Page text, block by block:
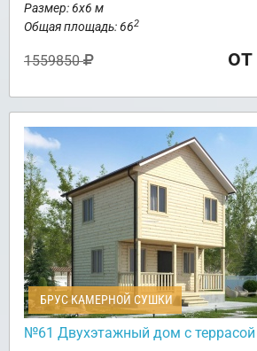
Размер: 6х6 м
Общая площадь: 662
1559850
БРУС КАМЕРНОЙ СУШКИ
№61 Двухэтажный дом с террасой